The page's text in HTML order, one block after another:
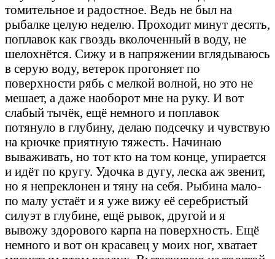
томительное и радостное. Ведь не был на
рыбалке целую неделю. Проходит минут десять,
поплавок как гвоздь вколоченный в воду, не
шелохнётся. Сижу и в напряжении вглядываюсь
в серую воду, ветерок прогоняет по
поверхности рябь с мелкой волной, но это не
мешает, а даже наоборот мне на руку. И вот
слабый тычёк, ещё немного и поплавок
потянуло в глубину, делаю подсечку и чувствую
на крючке приятную тяжесть. Начинаю
вываживать, но тот кто на том конце, упирается
и идёт по кругу. Удочка в дугу, леска аж звенит,
но я непреклонен и тяну на себя. Рыбина мало-
по малу устаёт и я уже вижу её серебристый
силуэт в глубине, ещё рывок, другой и я
вывожу здорового карпа на поверхность. Ещё
немного и вот он красавец у моих ног, хватает